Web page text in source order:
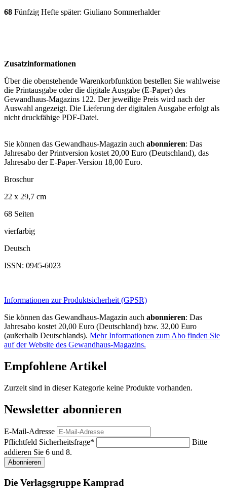
68 Fünfzig Hefte später: Giuliano Sommerhalder
Zusatzinformationen
Über die obenstehende Warenkorbfunktion bestellen Sie wahlweise
die Printausgabe oder die digitale Ausgabe (E-Paper) des
Gewandhaus-Magazins 122. Der jeweilige Preis wird nach der
Auswahl angezeigt. Die Lieferung der digitalen Ausgabe erfolgt als
nicht druckfähige PDF-Datei.
Sie können das Gewandhaus-Magazin auch abonnieren: Das
Jahresabo der Printversion kostet 20,00 Euro (Deutschland), das
Jahresabo der E-Paper-Version 18,00 Euro.
Broschur
22 x 29,7 cm
68 Seiten
vierfarbig
Deutsch
ISSN: 0945-6023
Informationen zur Produktsicherheit (GPSR)
Sie können das Gewandhaus-Magazin auch abonnieren: Das
Jahresabo kostet 20,00 Euro (Deutschland) bzw. 32,00 Euro
(außerhalb Deutschlands). Mehr Informationen zum Abo finden Sie
auf der Website des Gewandhaus-Magazins.
Empfohlene Artikel
Zurzeit sind in dieser Kategorie keine Produkte vorhanden.
Newsletter abonnieren
E-Mail-Adresse
Pflichtfeld Sicherheitsfrage*
Bitte
addieren Sie 6 und 8.
Abonnieren
Die Verlagsgruppe Kamprad